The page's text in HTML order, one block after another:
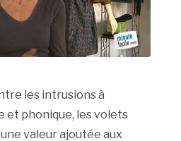
les intrusions à
et phonique, les volets
valeur ajoutée aux